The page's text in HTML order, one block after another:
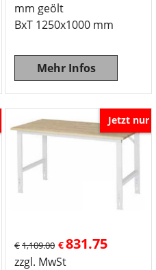
mm geölt
BxT 1250x1000 mm
Mehr Infos
Jetzt nur
€1,109.00 €831.75
zzgl. MwSt